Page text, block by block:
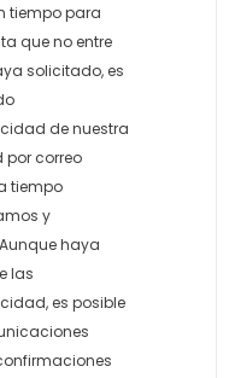
tiempo para
que no entre
solicitado, es
de nuestra
por correo
tiempo
y
haya
las
es posible